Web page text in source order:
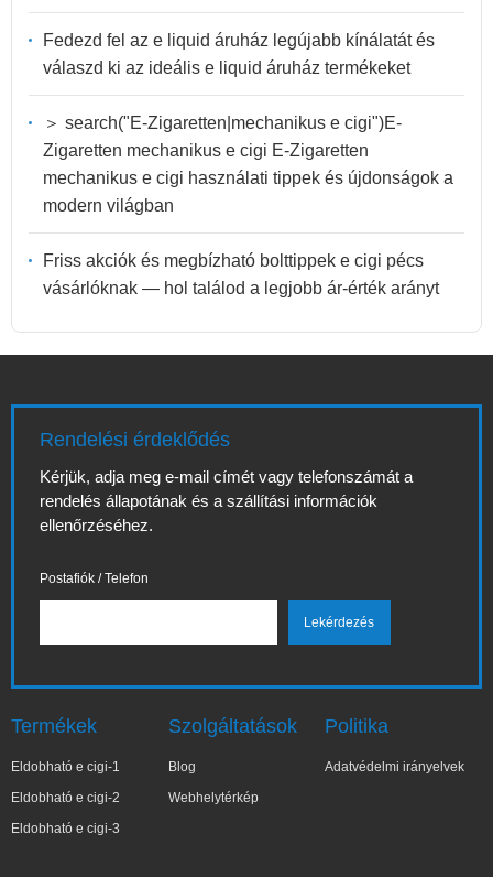
Fedezd fel az e liquid áruház legújabb kínálatát és
válaszd ki az ideális e liquid áruház termékeket
＞ search("E-Zigaretten|mechanikus e cigi")E-
Zigaretten mechanikus e cigi E-Zigaretten
mechanikus e cigi használati tippek és újdonságok a
modern világban
Friss akciók és megbízható bolttippek e cigi pécs
vásárlóknak — hol találod a legjobb ár-érték arányt
Rendelési érdeklődés
Kérjük, adja meg e-mail címét vagy telefonszámát a
rendelés állapotának és a szállítási információk
ellenőrzéséhez.
Postafiók / Telefon
Termékek
Eldobható e cigi-1
Eldobható e cigi-2
Eldobható e cigi-3
Szolgáltatások
Blog
Webhelytérkép
Politika
Adatvédelmi irányelvek